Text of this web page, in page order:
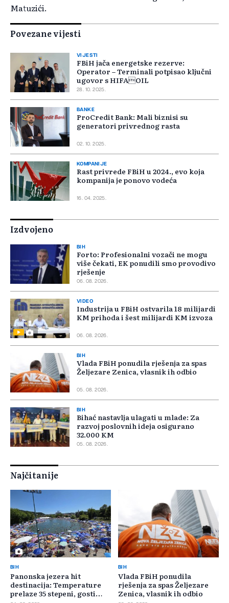
Matuzići.
Povezane vijesti
VIJESTI
FBiH jača energetske rezerve:
Operator – Terminali potpisao ključni
ugovor s HIFAOIL
28. 10. 2025.
BANKE
ProCredit Bank: Mali biznisi su
generatori privrednog rasta
02. 10. 2025.
KOMPANIJE
Rast privrede FBiH u 2024., evo koja
kompanija je ponovo vodeća
16. 04. 2025.
Izdvojeno
BIH
Forto: Profesionalni vozači ne mogu
više čekati, EK ponudili smo provodivo
rješenje
06. 08. 2026.
VIDEO
Industrija u FBiH ostvarila 18 milijardi
KM prihoda i šest milijardi KM izvoza
06. 08. 2026.
BIH
Vlada FBiH ponudila rješenja za spas
Željezare Zenica, vlasnik ih odbio
05. 08. 2026.
BIH
Bihać nastavlja ulagati u mlade: Za
razvoj poslovnih ideja osigurano
32.000 KM
05. 08. 2026.
Najčitanije
BIH
Panonska jezera hit
destinacija: Temperature
prelaze 35 stepeni, gosti
BIH
Vlada FBiH ponudila
rješenja za spas Željezare
Zenica, vlasnik ih odbio